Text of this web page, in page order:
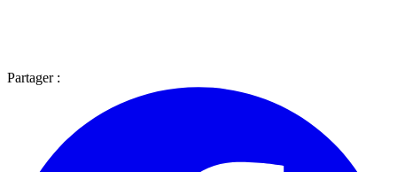
Partager :